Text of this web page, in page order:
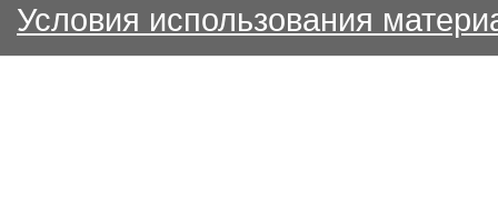
Условия использования